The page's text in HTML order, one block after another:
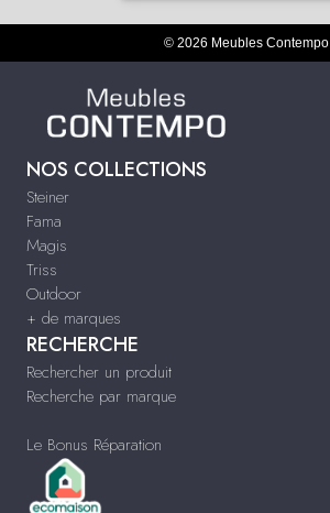
© 2026 Meubles Contempo
NOS COLLECTIONS
Steiner
Fama
Magis
Triss
Outdoor
+ de marques
RECHERCHE
Rechercher un produit
Recherche par marque
Le Bonus Réparation